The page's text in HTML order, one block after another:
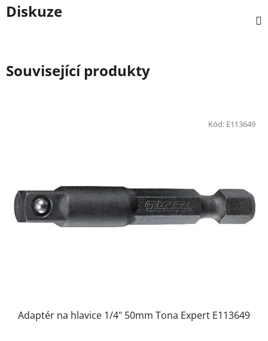
Diskuze
Související produkty
Adaptér na hlavice 1/4" 50mm Tona Expert E113649
Kód: E113649